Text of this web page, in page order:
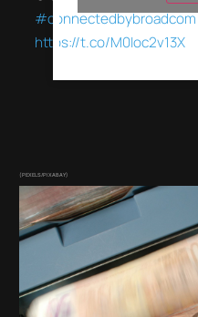
#connectedbybroadcom
https://t.co/M0Ioc2v13X
(PEXELS/PIXABAY)